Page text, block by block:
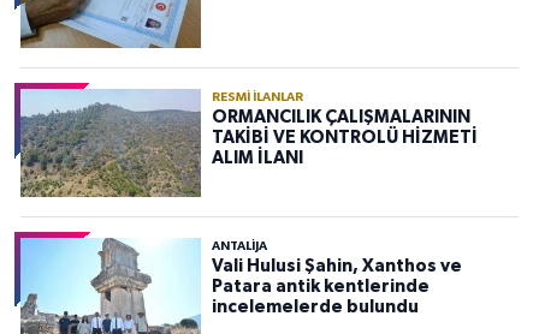
RESMI İLANLAR
ORMANCILIK ÇALIŞMALARININ
TAKİBİ VE KONTROLÜ HİZMETİ
ALIM İLANI
ANTALIJA
Vali Hulusi Şahin, Xanthos ve
Patara antik kentlerinde
incelemelerde bulundu